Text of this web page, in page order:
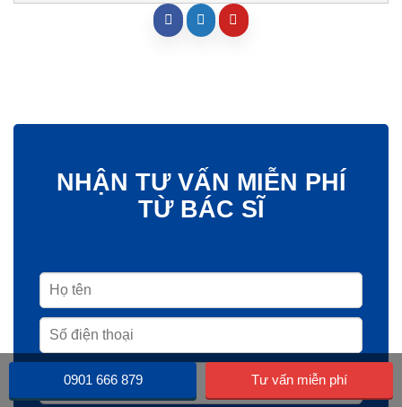
NHẬN TƯ VẤN MIỄN PHÍ
TỪ BÁC SĨ
0901 666 879 Tư vấn miễn phí